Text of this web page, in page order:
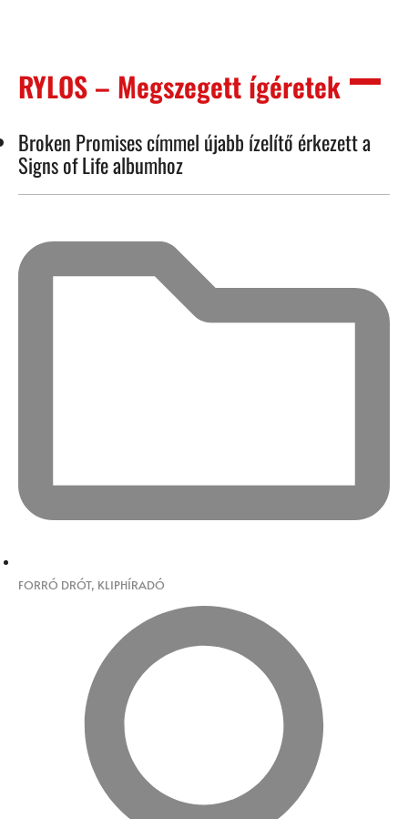
RYLOS – Megszegett ígéretek
Broken Promises címmel újabb ízelítő érkezett a
Signs of Life albumhoz
FORRÓ DRÓT, KLIPHÍRADÓ